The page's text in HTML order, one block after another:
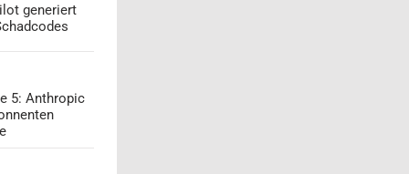
generiert
5: Anthropic